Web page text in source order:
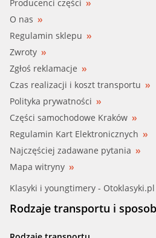
Producenci części
O nas
Regulamin sklepu
Zwroty
Zgłoś reklamacje
Czas realizacji i koszt transportu
Polityka prywatności
Części samochodowe Kraków
Regulamin Kart Elektronicznych
Najczęściej zadawane pytania
Mapa witryny
Klasyki i youngtimery - Otoklasyki.pl
Rodzaje transportu i